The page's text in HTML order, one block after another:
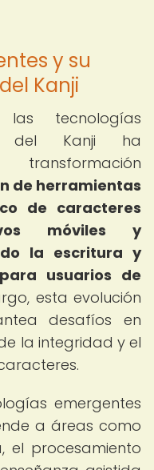
y su
Kanji
tecnologías
del Kanji ha
de herramientas
de caracteres
móviles y
la escritura y
usuarios de
esta evolución
desafíos en
la integridad y el
emergentes
a áreas como
el procesamiento